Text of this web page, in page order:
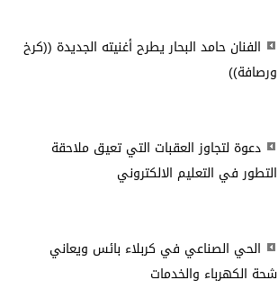
الفنان حامد البحار يطرح أغنيته الجديدة ((كرخ
ورصافة))
دعوة لتجاوز العقبات التي تعيق ملاحقة
التطور في التعليم الالكتروني
الحي الصناعي في كربلاء بائس ويعاني
شحة الكهرباء والخدمات